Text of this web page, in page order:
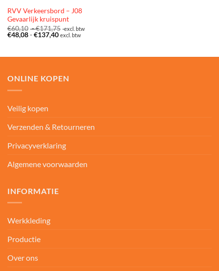
RVV Verkeersbord – J08
Gevaarlijk kruispunt
€60,10 -€171,75 Prijsklasse:
€60,10
excl. btw
€48,08 - €137,40Prijsklasse:
excl. btw
ONLINE KOPEN
Veilig kopen
Verzenden & Retourneren
Privacyverklaring
Algemene voorwaarden
INFORMATIE
Werkkleding
Productie
Over ons